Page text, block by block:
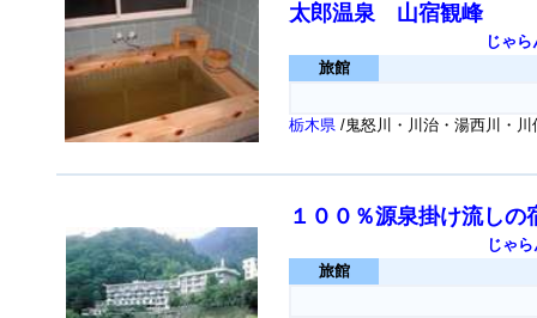
太郎温泉 山宿観峰
じゃら
旅館
栃木県 /鬼怒川・川治・湯西川・
１００％源泉掛け流し
じゃ
旅館